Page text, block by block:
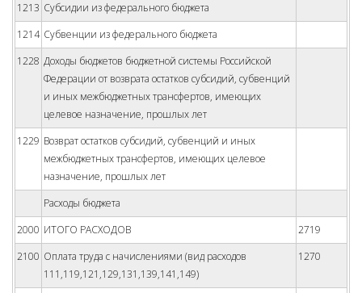
1213 Субсидии из федерального бюджета
1214 Субвенции из федерального бюджета
1228 Доходы бюджетов бюджетной системы Российской
Федерации от возврата остатков субсидий, субвенций
и иных межбюджетных трансфертов, имеющих
целевое назначение, прошлых лет
1229 Возврат остатков субсидий, субвенций и иных
межбюджетных трансфертов, имеющих целевое
назначение, прошлых лет
Расходы бюджета
2000 ИТОГО РАСХОДОВ
2719
2100 Оплата труда с начислениями (вид расходов
111,119,121,129,131,139,141,149)
1270